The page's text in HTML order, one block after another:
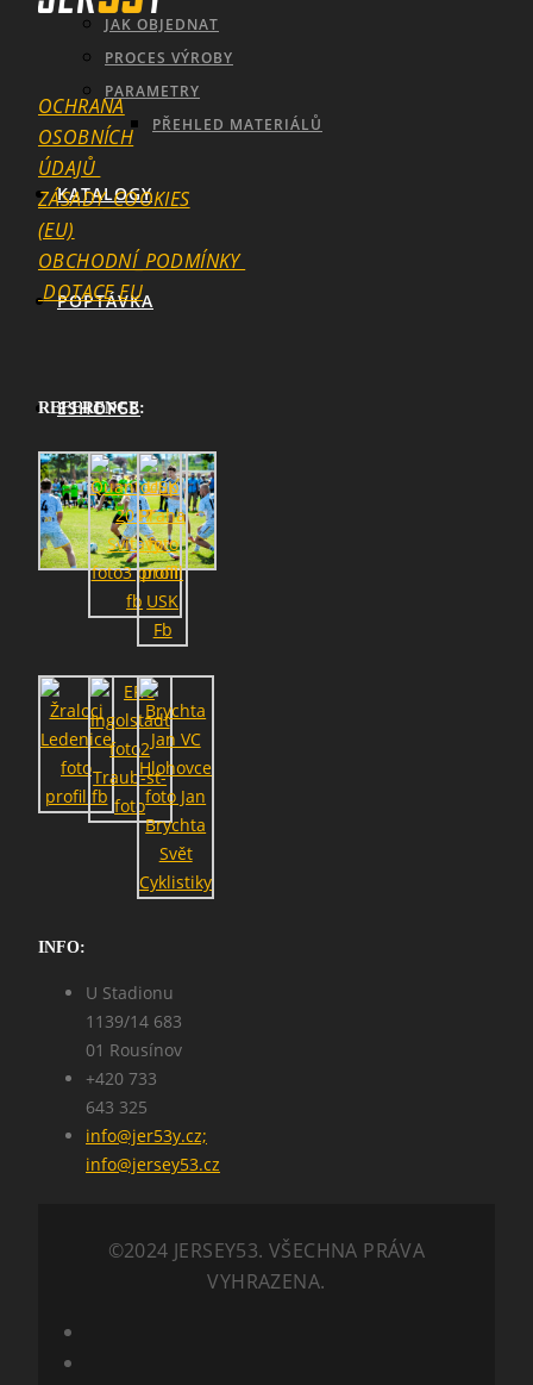
JAK OBJEDNAT
PROCES VÝROBY
PARAMETRY
PŘEHLED MATERIÁLŮ
KATALOGY
POPTÁVKA
ESHOP53
OCHRANA
OSOBNÍCH
ÚDAJŮ
ZÁSADY_COOKIES
(EU)
OBCHODNÍ_PODMÍNKY
DOTACE EU
REFERENCE:
INFO:
U Stadionu
1139/14 683
01 Rousínov
+420 733
643 325
info@jer53y.cz;
info@jersey53.cz
©2024 JERSEY53. VŠECHNA PRÁVA
VYHRAZENA.